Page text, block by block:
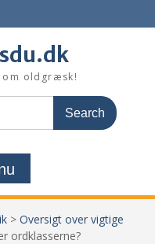
om oldgræsk!
> Oversigt over vigtige
ordklasserne?